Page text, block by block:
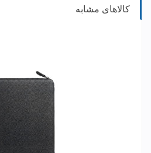
کالاهای مشابه